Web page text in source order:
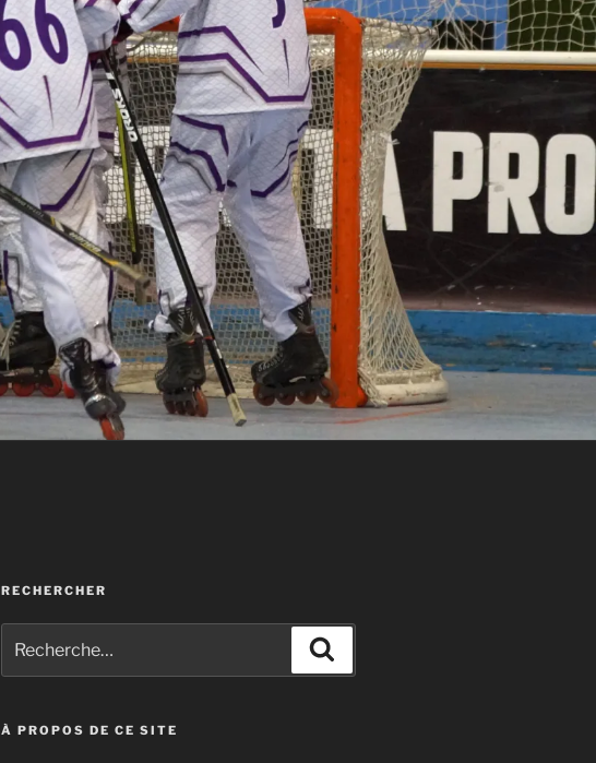
RECHERCHER
pour
:
À PROPOS DE CE SITE